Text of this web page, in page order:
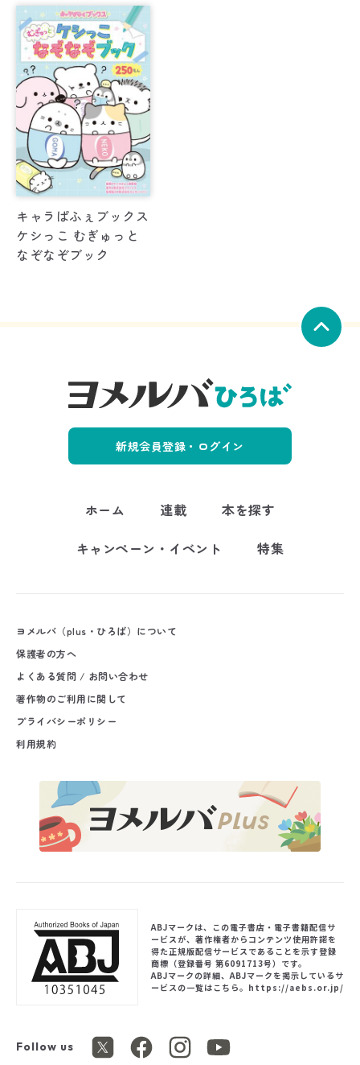
キャラぱふぇブックス
ケシっこ むぎゅっと
なぞなぞブック
新規会員登録・ログイン
ホーム 連載
本を探す
キャンペーン・イベント
特集
ヨメルバ（plus・ひろば）について
保護者の方へ
よくある質問 / お問い合わせ
著作物のご利用に関して
プライバシーポリシー
利用規約
Follow us
ABJマークは、この電子書店・電子書籍配信サ
ービスが、著作権者からコンテンツ使用許諾を
得た正規版配信サービスであることを示す登録
商標（登録番号 第6091713号）です。
ABJマークの詳細、ABJマークを掲示しているサ
ービスの一覧はこちら。 https://aebs.or.jp/